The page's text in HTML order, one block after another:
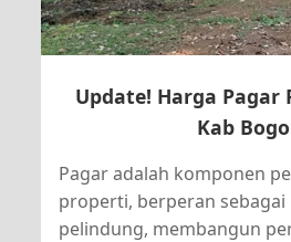
Update! Harga Pagar
Kab
Pagar adalah komponen
properti, berperan sebagai
pelindung, membangun